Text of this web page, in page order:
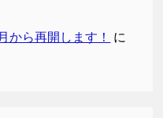
から再開します！
に